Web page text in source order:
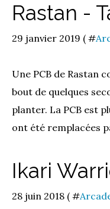
Rastan -
29 janvier 2019 ( #
Une PCB de Rastan
bout de quelques
planter. La PCB est
ont été remplacées
Ikari
28 juin 2018 ( #